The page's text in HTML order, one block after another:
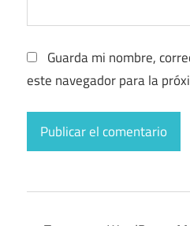
Guarda mi nombre,
este navegador para la